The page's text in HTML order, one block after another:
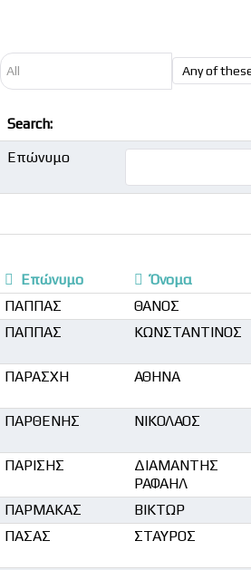
Search:
Επώνυμο
Επώνυμο Όνομα
ΠΑΠΠΑΣ
ΘΑΝΟΣ
ΠΑΠΠΑΣ
ΚΩΝΣΤΑΝΤΙΝΟΣ
ΠΑΡΑΣΧΗ
ΑΘΗΝΑ
ΠΑΡΘΕΝΗΣ
ΝΙΚΟΛΑΟΣ
ΠΑΡΙΣΗΣ
ΔΙΑΜΑΝΤΗΣ
ΡΑΦΑΗΛ
ΠΑΡΜΑΚΑΣ ΒΙΚΤΩΡ
ΠΑΣΑΣ
ΣΤΑΥΡΟΣ